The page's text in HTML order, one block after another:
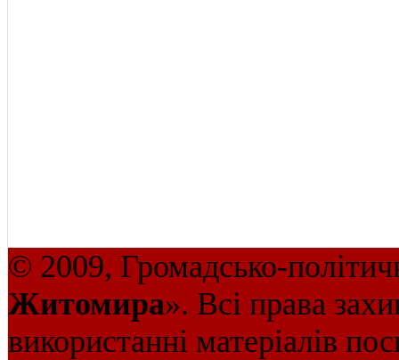
© 2009, Громадсько-
Житомира». Всі права
використанні матеріалів